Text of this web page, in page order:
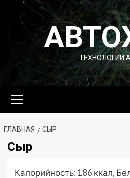
Перейти
содержимому
ТЕХНОЛОГИИ
меню
ГЛАВНАЯ СЫР
Сыр
Калорийность: 186 ккал,